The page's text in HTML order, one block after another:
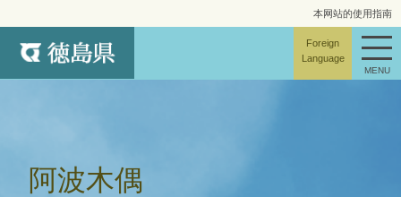
网站地图
本网站的使用指南
Foreign
Language
MENU
阿波木偶